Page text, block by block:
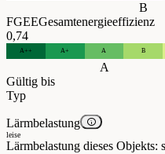
B
FGEEGesamtenergieeffizienz
0,74
A++ A+ A B
A
Gültig bis
Typ
Lärmbelastung
leise
Lärmbelastung dieses Objekts: